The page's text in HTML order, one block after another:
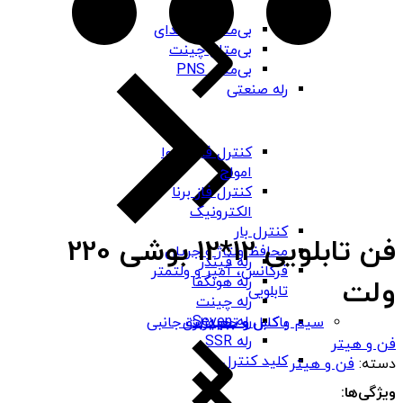
بی‌متال هیوندای
بی‌متال چینت
بی‌متال PNS
رله صنعتی
رله فیندر
رله هونگفا
رله چینت
رله Seven
رله SSR
کلید کنترل
کنترل فاز شیوا
امواج
کنترل فاز برنا
الکترونیک
کنترل بار
محافظ ولتاژ و جریان
فرکانس، آمپر و ولتمتر
تابلویی
باکس و جعبه برق
سیم و کابل و تجهیزات جانبی
فن تابلویی 12*12 بوشی 220
ولت
فن و هیتر
دسته: فن و هیتر
ویژگی‌ها: